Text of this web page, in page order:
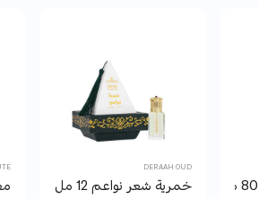
DERAAH OUD
خمرية شعر نواعم 12 مل